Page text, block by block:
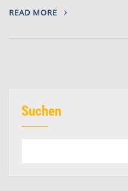
READ MORE
Suchen